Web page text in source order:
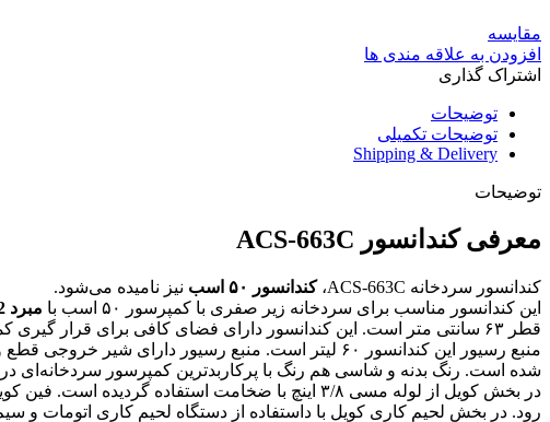
مقایسه
افزودن به علاقه مندی ها
اشتراک گذاری
توضیحات
توضیحات تکمیلی
Shipping & Delivery
توضیحات
معرفی کندانسور ACS-663C
کندانسور سردخانه‌ ACS-663C، کندانسور ۵۰ اسب
نیز نامیده می‌شود.
این کندانسور مناسب برای سردخانه زیر صفری با کمپرسور ۵۰ اسب با
مبرد R22
قطر ۶۳ سانتی متر است. این کندانسور دارای فضای کافی برای قرار
منبع رسیور این کندانسور ۶۰ لیتر است. منبع
شده است. رنگ بدنه و شاسی هم رنگ با پرکاربدترین کمپرسور سردخانه‌ای در
در بخش کویل از لوله مسی ۳/۸ اینچ با ضخامت استفاده گردیده است. فین کویل نیز با
رود. در بخش لحیم کاری کویل با داستفاده از دستگاه لحیم کاری اتومات و سیم جوش با خلوص